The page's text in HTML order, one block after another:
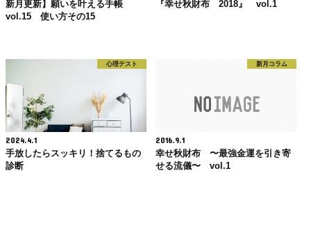
新月更新】願いを叶える手帳
vol.15 使い方その15
『幸せ秋財布 2018』 vol.1
心理テスト
2024.4.1
手放したらスッキリ！捨てるもの
診断
新月コラム
2016.9.1
幸せ秋財布 〜最強金運を引き寄
せる流儀〜 vol.1